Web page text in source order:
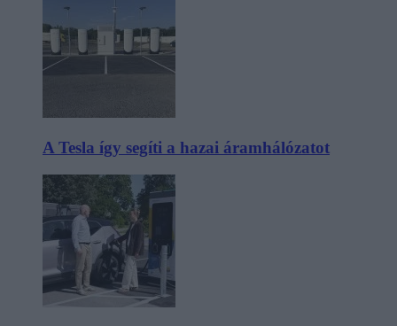
A Tesla így segíti a hazai áramhálózatot